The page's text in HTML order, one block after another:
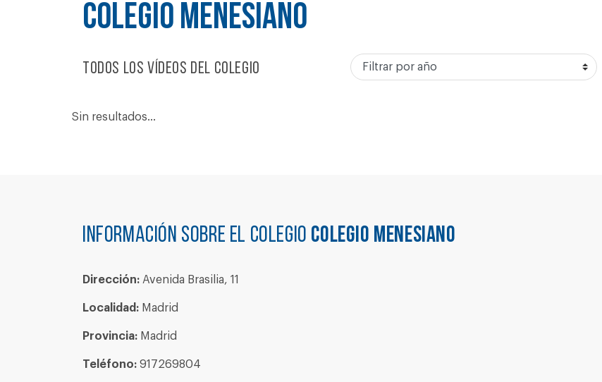
COLEGIO MENESIANO
Todos los vídeos del colegio
Sin resultados...
Información sobre el colegio COLEGIO MENESIANO
Dirección: Avenida Brasilia, 11
Localidad: Madrid
Provincia: Madrid
Teléfono: 917269804